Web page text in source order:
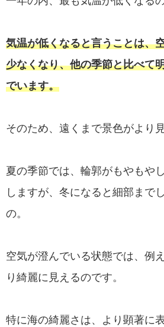
気温が低くなると言うことは、
少なくなり、他の季節と比べて
でいます。
そのため、遠くまで景色がより
夏の季節では、輪郭がもやもや
しますが、冬になると細部まで
の。
空気が澄んでいる状態では、例
り綺麗に見えるのです。
特に海の綺麗さは、より顕著に